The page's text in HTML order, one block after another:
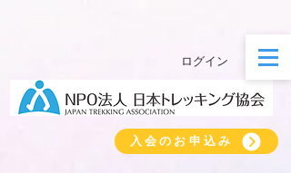
ログイン
入会のお申込み